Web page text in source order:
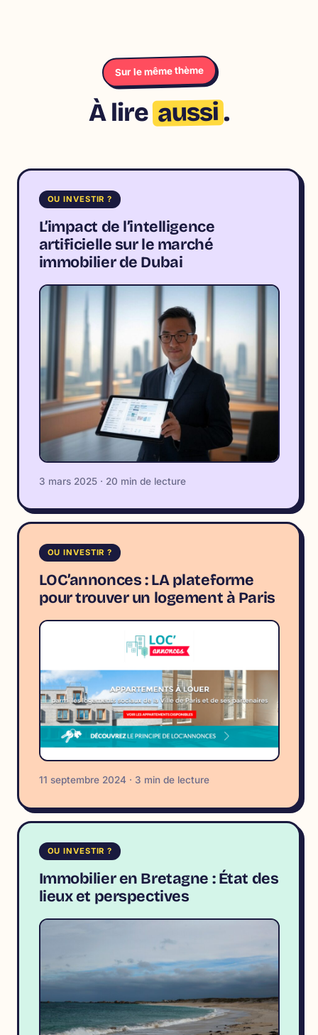
Sur le même thème
À lireaussi.
OU INVESTIR ?
L’impact de l’intelligence
artificielle sur le marché
immobilier de Dubai
3 mars 2025 · 20 min de lecture
OU INVESTIR ?
LOC’annonces : LA plateforme
pour trouver un logement à Paris
11 septembre 2024 · 3 min de lecture
OU INVESTIR ?
Immobilier en Bretagne : État des
lieux et perspectives